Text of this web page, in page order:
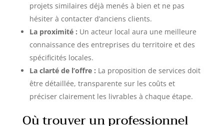
projets similaires déjà menés à bien et ne pas
hésiter à contacter d’anciens clients.
La proximité : Un acteur local aura une meilleure
connaissance des entreprises du territoire et des
spécificités locales.
La clarté de l’offre : La proposition de services doit
être détaillée, transparente sur les coûts et
préciser clairement les livrables à chaque étape.
Où trouver un professionnel